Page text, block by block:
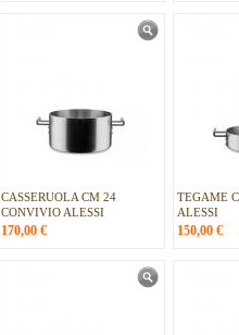
CASSERUOLA CM 24
CONVIVIO ALESSI
170,00 €
TEGAME
ALESSI
150,00 €